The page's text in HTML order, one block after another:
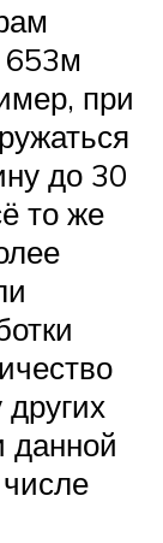
653м
при
до 30
то же
данной